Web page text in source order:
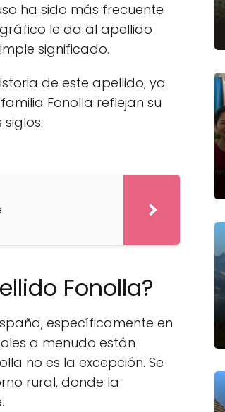
ha sido más frecuente
le da al apellido
significado.
de este apellido, ya
Fonolla reflejan su
Fonolla?
específicamente en
a menudo están
no es la excepción. Se
rural, donde la